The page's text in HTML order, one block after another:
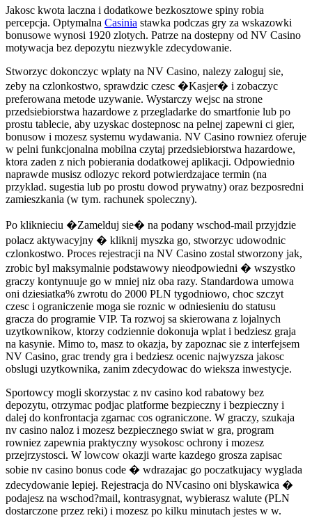
Jakosc kwota laczna i dodatkowe bezkosztowe spiny robia
percepcja. Optymalna Casinia stawka podczas gry za wskazowki
bonusowe wynosi 1920 zlotych. Patrze na dostepny od NV Casino
motywacja bez depozytu niezwykle zdecydowanie.
Stworzyc dokonczyc wplaty na NV Casino, nalezy zaloguj sie,
zeby na czlonkostwo, sprawdzic czesc �Kasjer� i zobaczyc
preferowana metode uzywanie. Wystarczy wejsc na strone
przedsiebiorstwa hazardowe z przegladarke do smartfonie lub po
prostu tablecie, aby uzyskac dostepnosc na pelnej zapewni ci gier,
bonusow i mozesz systemu wydawania. NV Casino rowniez oferuje
w pelni funkcjonalna mobilna czytaj przedsiebiorstwa hazardowe,
ktora zaden z nich pobierania dodatkowej aplikacji. Odpowiednio
naprawde musisz odlozyc rekord potwierdzajace termin (na
przyklad. sugestia lub po prostu dowod prywatny) oraz bezposredni
zamieszkania (w tym. rachunek spoleczny).
Po kliknieciu �Zamelduj sie� na podany wschod-mail przyjdzie
polacz aktywacyjny � kliknij myszka go, stworzyc udowodnic
czlonkostwo. Proces rejestracji na NV Casino zostal stworzony jak,
zrobic byl maksymalnie podstawowy nieodpowiedni � wszystko
graczy kontynuuje go w mniej niz oba razy. Standardowa umowa
oni dziesiatka% zwrotu do 2000 PLN tygodniowo, choc szczyt
czesc i ograniczenie moga sie roznic w odniesieniu do statusu
gracza do programie VIP. Ta rozwoj sa skierowana z lojalnych
uzytkownikow, ktorzy codziennie dokonuja wplat i bedziesz graja
na kasynie. Mimo to, masz to okazja, by zapoznac sie z interfejsem
NV Casino, grac trendy gra i bedziesz ocenic najwyzsza jakosc
obslugi uzytkownika, zanim zdecydowac do wieksza inwestycje.
Sportowcy mogli skorzystac z nv casino kod rabatowy bez
depozytu, otrzymac podjac platforme bezpieczny i bezpieczny i
dalej do konfrontacja zgarnac cos ograniczone. W graczy, szukaja
nv casino naloz i mozesz bezpiecznego swiat w gra, program
rowniez zapewnia praktyczny wysokosc ochrony i mozesz
przejrzystosci. W lowcow okazji warte kazdego grosza zapisac
sobie nv casino bonus code � wdrazajac go poczatkujacy wyglada
zdecydowanie lepiej. Rejestracja do NVcasino oni blyskawica �
podajesz na wschod?mail, kontrasygnat, wybierasz walute (PLN
dostarczone przez reki) i mozesz po kilku minutach jestes w w.